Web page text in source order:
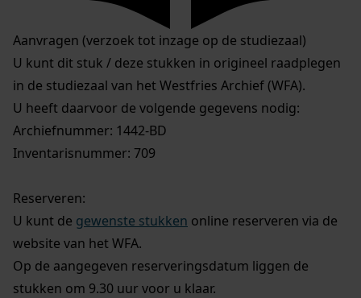
Aanvragen (verzoek tot inzage op de studiezaal)
U kunt dit stuk / deze stukken in origineel raadplegen
in de studiezaal van het Westfries Archief (WFA).
U heeft daarvoor de volgende gegevens nodig:
Archiefnummer: 1442-BD
Inventarisnummer: 709
Reserveren:
U kunt de gewenste stukken online reserveren via de
website van het WFA.
Op de aangegeven reserveringsdatum liggen de
stukken om 9.30 uur voor u klaar.